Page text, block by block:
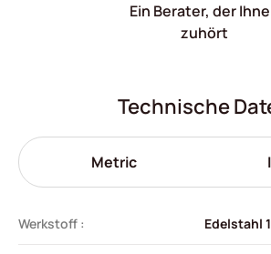
Ein Berater, der
zuhört
Technische
Metric
Werkstoff : Edelstahl